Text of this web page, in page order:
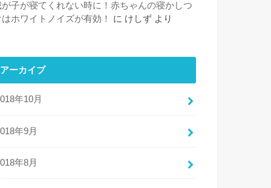
が子が寝てくれない時に！赤ちゃんの寝かしつ
ホワイトノイズが有効！
に けしず より
アーカイブ
年10月
年9月
年8月